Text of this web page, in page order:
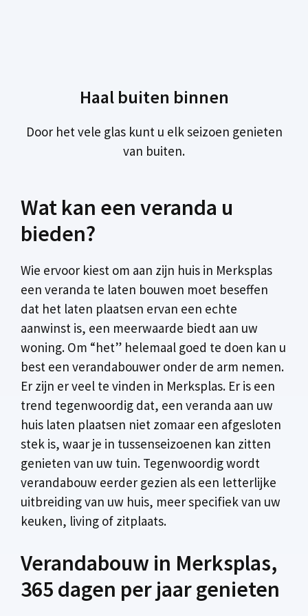
Haal buiten binnen
Door het vele glas kunt u elk seizoen genieten
van buiten.
Wat kan een veranda u
bieden?
Wie ervoor kiest om aan zijn huis in Merksplas
een veranda te laten bouwen moet beseffen
dat het laten plaatsen ervan een echte
aanwinst is, een meerwaarde biedt aan uw
woning. Om “het” helemaal goed te doen kan u
best een verandabouwer onder de arm nemen.
Er zijn er veel te vinden in Merksplas. Er is een
trend tegenwoordig dat, een veranda aan uw
huis laten plaatsen niet zomaar een afgesloten
stek is, waar je in tussenseizoenen kan zitten
genieten van uw tuin. Tegenwoordig wordt
verandabouw eerder gezien als een letterlijke
uitbreiding van uw huis, meer specifiek van uw
keuken, living of zitplaats.
Verandabouw in Merksplas,
365 dagen per jaar genieten